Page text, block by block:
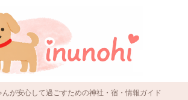
が安心して過ごすための神社・宿・情報ガイド